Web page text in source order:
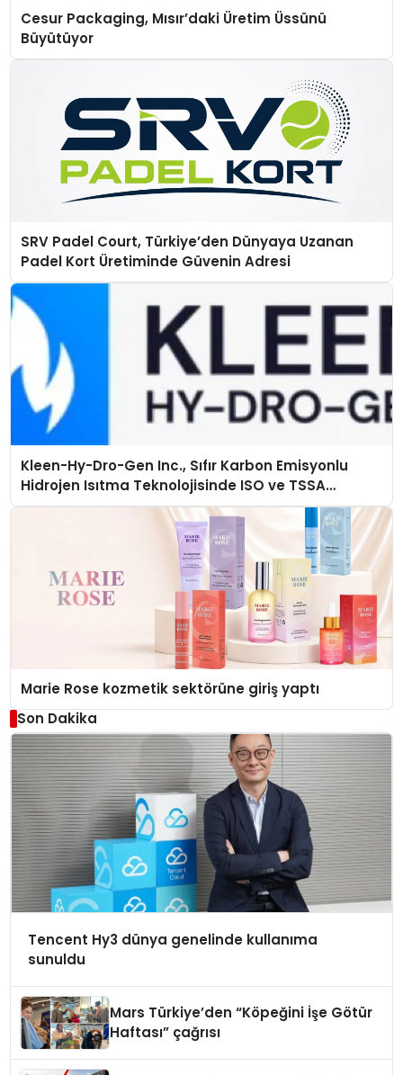
Cesur Packaging, Mısır’daki Üretim Üssünü
Büyütüyor
SRV Padel Court, Türkiye’den Dünyaya Uzanan
Padel Kort Üretiminde Güvenin Adresi
Kleen-Hy-Dro-Gen Inc., Sıfır Karbon Emisyonlu
Hidrojen Isıtma Teknolojisinde ISO ve TSSA
Düzenleyici Onaylarını Aldı
Marie Rose kozmetik sektörüne giriş yaptı
Son Dakika
Tencent Hy3 dünya genelinde kullanıma
sunuldu
Mars Türkiye’den “Köpeğini İşe Götür
Haftası” çağrısı